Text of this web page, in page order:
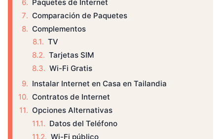
Paquetes de Internet
Comparación de Paquetes
Complementos
TV
Tarjetas SIM
Wi-Fi Gratis
Instalar Internet en Casa en Tailandia
Contratos de Internet
Opciones Alternativas
Datos del Teléfono
Wi-Fi público